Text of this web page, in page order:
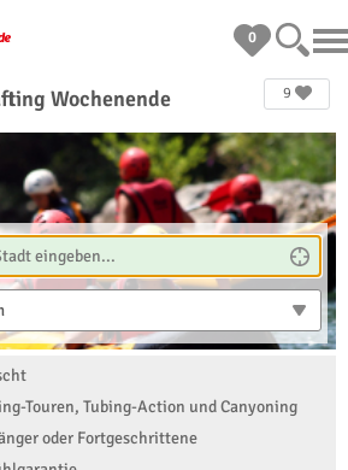
0
9
Wochenende
Touren, Tubing-Action und Canyoning
oder Fortgeschrittene